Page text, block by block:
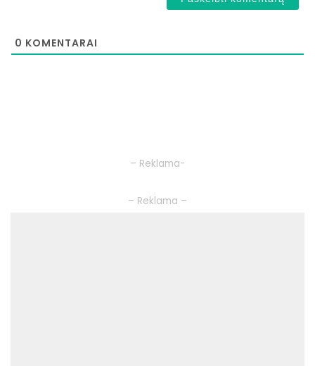
0 KOMENTARAI
– Reklama-
– Reklama –